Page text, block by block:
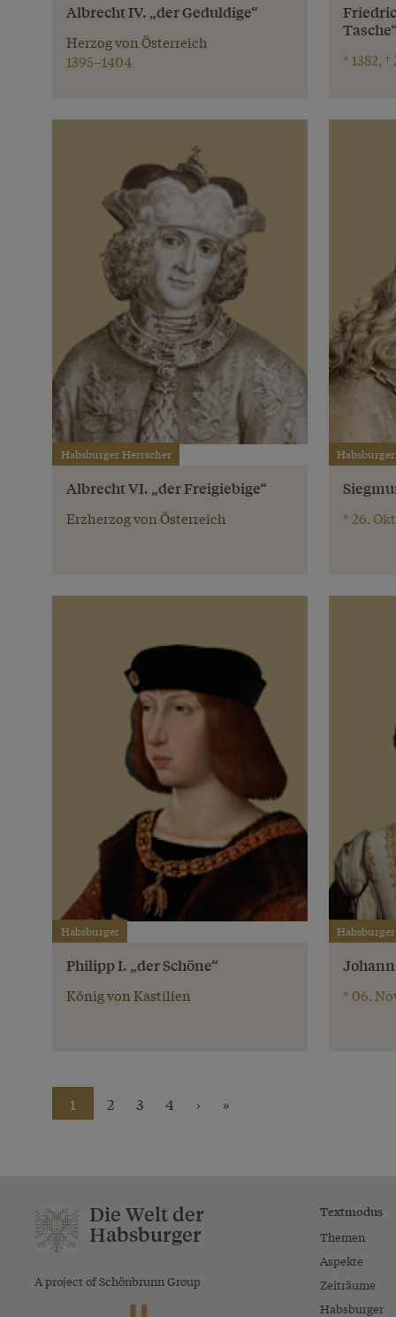
Albrecht IV. „der Geduldige“
Herzog von Österreich
1395–1404
Tasche“
* 1382,
Habsburger Herrscher
Albrecht VI. „der Freigiebige“
Erzherzog von Österreich
Habsburger
* 26.
Habsburger
Philipp I. „der Schöne“
König von Kastilien
Habsburger
* 06.
1 2 3 4 › »
Die Welt der
Habsburger
A project of Schönbrunn Group
Textmodus
Themen
Aspekte
Zeiträume
Habsburger